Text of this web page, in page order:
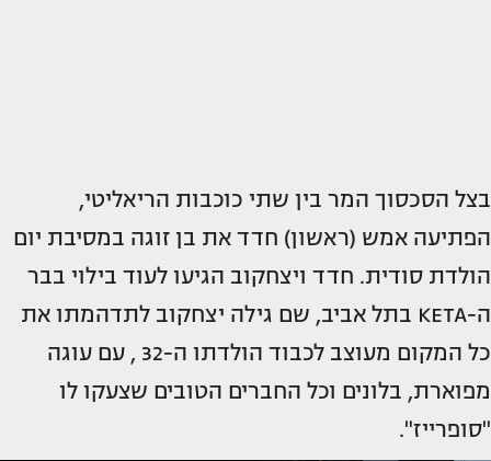
בצל הסכסוך המר בין שתי כוכבות הריאליטי,
הפתיעה אמש (ראשון) חדד את בן זוגה במסיבת יום
הולדת סודית. חדד ויצחקוב הגיעו לעוד בילוי בבר
ה-KETA בתל אביב, שם גילה יצחקוב לתדהמתו את
כל המקום מעוצב לכבוד הולדתו ה-32 , עם עוגה
מפוארת, בלונים וכל החברים הטובים שצעקו לו
"סופרייז".